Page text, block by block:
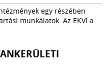
egy részében
munkálatok. Az EKVI a